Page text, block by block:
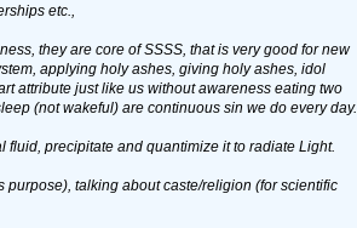
etc.,
they are core of SSSS, that is very good for new
applying holy ashes, giving holy ashes, idol
attribute just like us without awareness eating two
(not wakeful) are continuous sin we do every day.
fluid, precipitate and quantimize it to radiate Light.
talking about caste/religion (for scientific